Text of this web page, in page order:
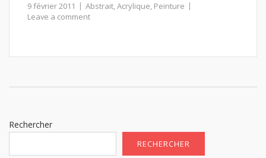
9 février 2011 Abstrait,Acrylique, Peinture
Leave a comment
Rechercher
RECHERCHER